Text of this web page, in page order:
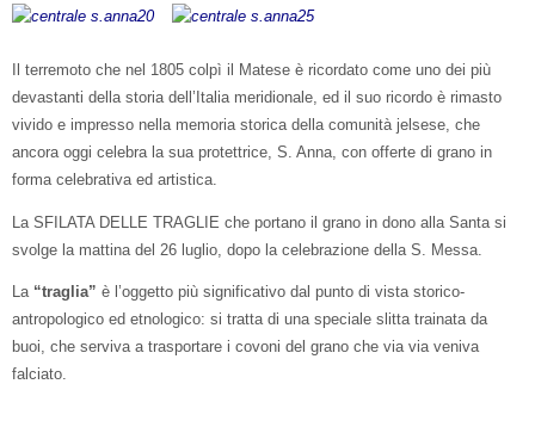
Il terremoto che nel 1805 colpì il Matese è ricordato come uno dei più
devastanti della storia dell’Italia meridionale, ed il suo ricordo è rimasto
vivido e impresso nella memoria storica della comunità jelsese, che
ancora oggi celebra la sua protettrice, S. Anna, con offerte di grano in
forma celebrativa ed artistica.
La SFILATA DELLE TRAGLIE che portano il grano in dono alla Santa si
svolge la mattina del 26 luglio, dopo la celebrazione della S. Messa.
La “traglia” è l’oggetto più significativo dal punto di vista storico-
antropologico ed etnologico: si tratta di una speciale slitta trainata da
buoi, che serviva a trasportare i covoni del grano che via via veniva
falciato.